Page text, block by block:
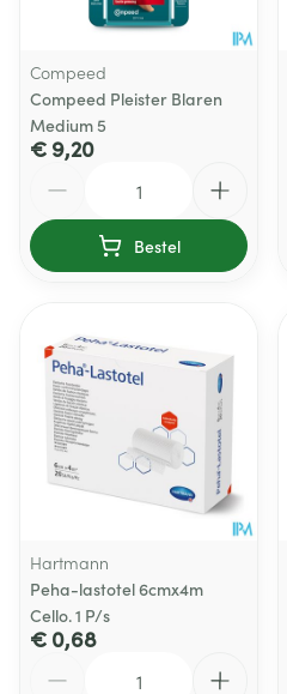
Compeed
Compeed Pleister Blaren
Medium 5
€ 9,20
Bestel
Hartmann
Peha-lastotel 6cmx4m
Cello. 1 P/s
€ 0,68